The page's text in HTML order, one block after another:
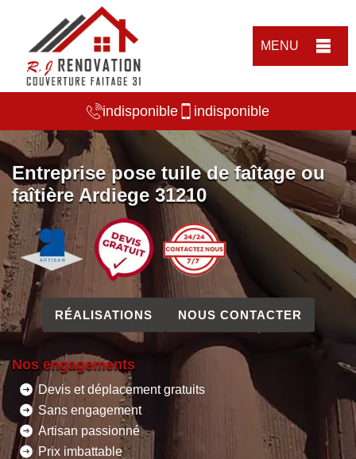
MENU
indisponible indisponible
Entreprise pose tuile de faîtage ou
faîtière Ardiege 31210
RÉALISATIONS NOUS CONTACTER
Nos engagements
Devis et déplacement gratuits
Sans engagement
Artisan passionné
Prix imbattable